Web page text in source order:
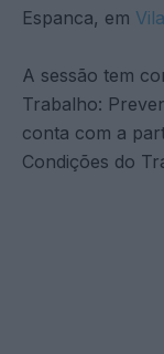
Espanca, em
A sessão tem
Trabalho:
conta com a
Condições do